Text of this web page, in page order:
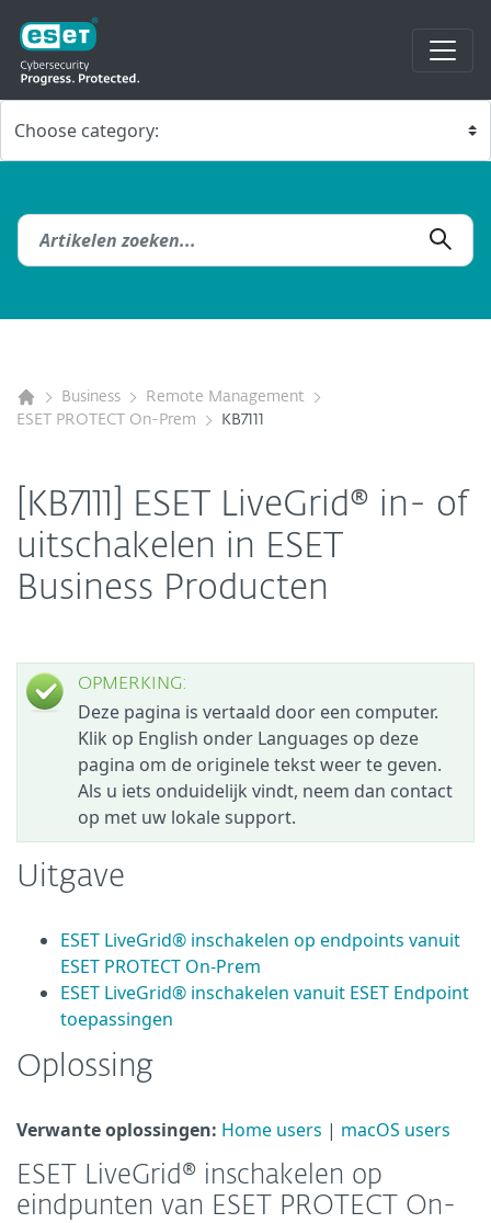
Business
Remote Management
ESET PROTECT On-Prem
KB7111
[KB7111] ESET LiveGrid® in- of
uitschakelen in ESET
Business Producten
OPMERKING:
Deze pagina is vertaald door een computer.
Klik op English onder Languages op deze
pagina om de originele tekst weer te geven.
Als u iets onduidelijk vindt, neem dan contact
op met uw lokale support.
Uitgave
ESET LiveGrid® inschakelen op endpoints vanuit
ESET PROTECT On-Prem
ESET LiveGrid® inschakelen vanuit ESET Endpoint
toepassingen
Oplossing
Verwante oplossingen: Home users | macOS users
ESET LiveGrid® inschakelen op
eindpunten van ESET PROTECT On-